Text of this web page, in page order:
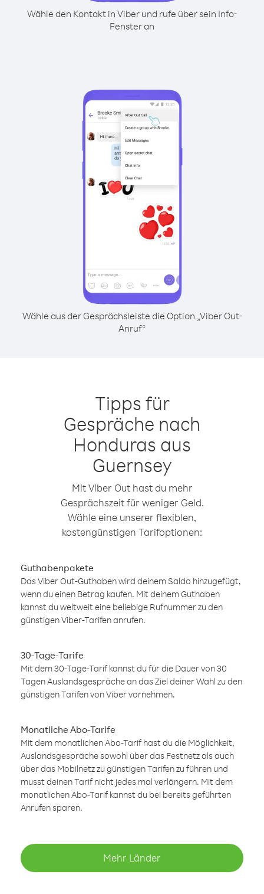
Wähle den Kontakt in Viber und rufe über sein Info-
Fenster an
Wähle aus der Gesprächsleiste die Option „Viber Out-
Anruf“
Tipps für
Gespräche nach
Honduras aus
Guernsey
Mit Viber Out hast du mehr
Gesprächszeit für weniger Geld.
Wähle eine unserer flexiblen,
kostengünstigen Tarifoptionen:
Guthabenpakete
Das Viber Out-Guthaben wird deinem Saldo hinzugefügt,
wenn du einen Betrag kaufen. Mit deinem Guthaben
kannst du weltweit eine beliebige Rufnummer zu den
günstigen Viber-Tarifen anrufen.
30-Tage-Tarife
Mit dem 30-Tage-Tarif kannst du für die Dauer von 30
Tagen Auslandsgespräche an das Ziel deiner Wahl zu den
günstigen Tarifen von Viber vornehmen.
Monatliche Abo-Tarife
Mit dem monatlichen Abo-Tarif hast du die Möglichkeit,
Auslandsgespräche sowohl über das Festnetz als auch
über das Mobilnetz zu günstigen Tarifen zu führen und
musst deinen Tarif nicht jedes mal verlängern. Mit dem
monatlichen Abo-Tarif kannst du bei bereits geführten
Anrufen sparen.
Mehr Länder